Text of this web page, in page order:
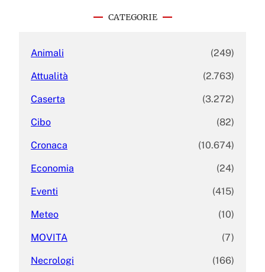
CATEGORIE
Animali (249)
Attualità (2.763)
Caserta (3.272)
Cibo (82)
Cronaca (10.674)
Economia (24)
Eventi (415)
Meteo (10)
MOVITA (7)
Necrologi (166)